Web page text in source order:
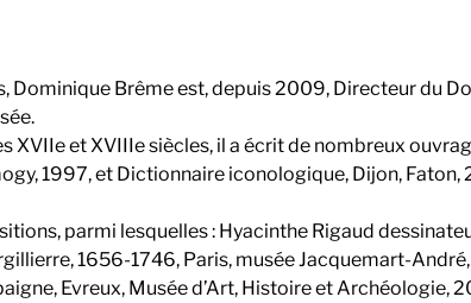
Dominique Brême est, depuis 2009, Directeur du
XVIIe et XVIIIe siècles, il a écrit de nombreux
1997, et Dictionnaire iconologique, Dijon, Faton,
parmi lesquelles : Hyacinthe Rigaud
1656-1746, Paris, musée Jacquemart-
Evreux, Musée d’Art, Histoire et Archéologie,